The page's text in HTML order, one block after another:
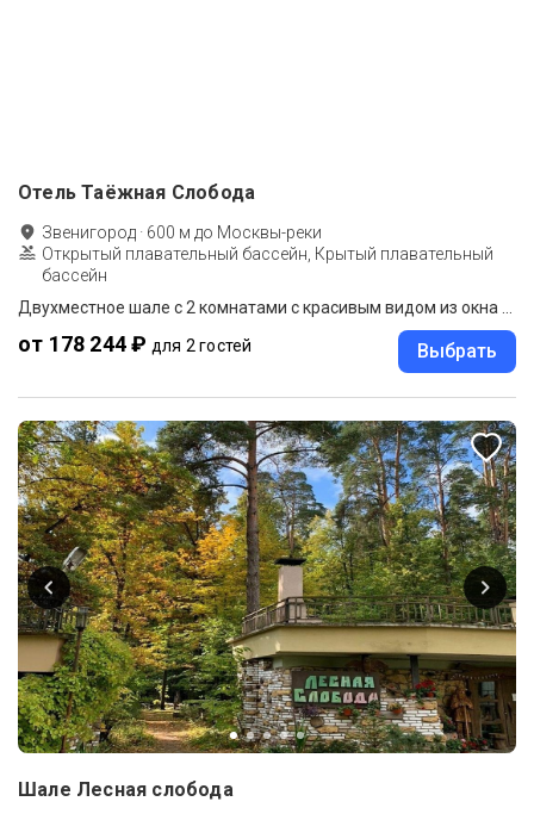
Отель Таёжная Слобода
Звенигород · 600 м до Москвы-реки
Открытый плавательный бассейн, Крытый плавательный
бассейн
Двухместное шале с 2 комнатами с красивым видом из окна двуспальная кровать
от 178 244 ₽ для 2 гостей Выбрать
Шале Лесная слобода